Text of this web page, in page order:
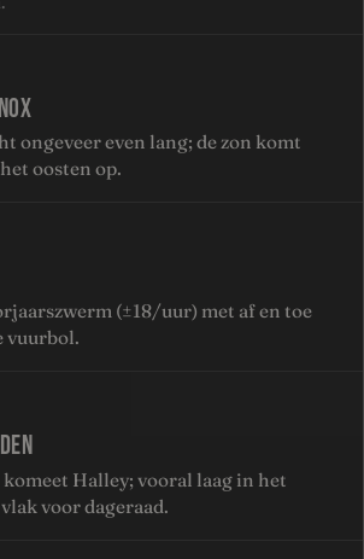
ongeveer even lang; de zon komt
oosten op.
(±18/uur) met af en toe
vuurbol.
komeet Halley; vooral laag in het
voor dageraad.